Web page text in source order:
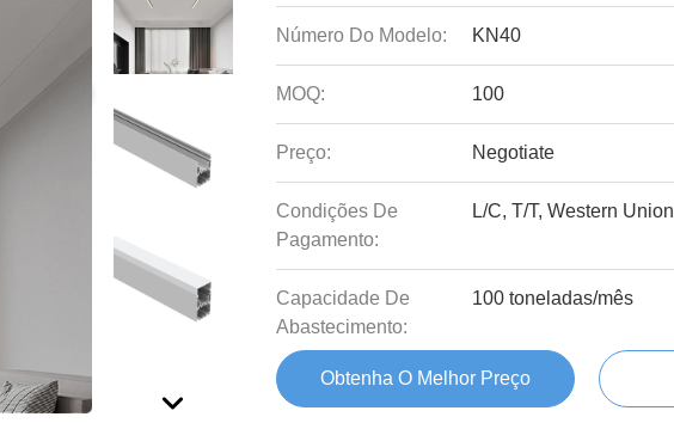
Número Do Modelo: KN40
MOQ: 100
Preço: Negotiate
Condições De
Pagamento:
L/C, T/T, Western Union
Capacidade De
Abastecimento:
100 toneladas/mês
Obtenha O Melhor Preço